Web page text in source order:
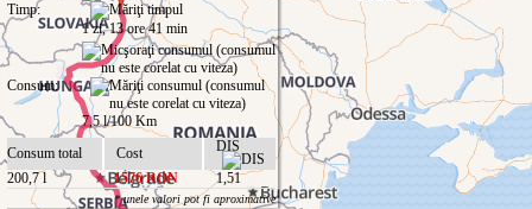
Timp:
1 zi, 13 ore 41 min
Consum:
7,5 l/100 Km
Consum total
Cost
DIS
200,7 l
1576 RON 1,51
* unele valori pot fi aproximative